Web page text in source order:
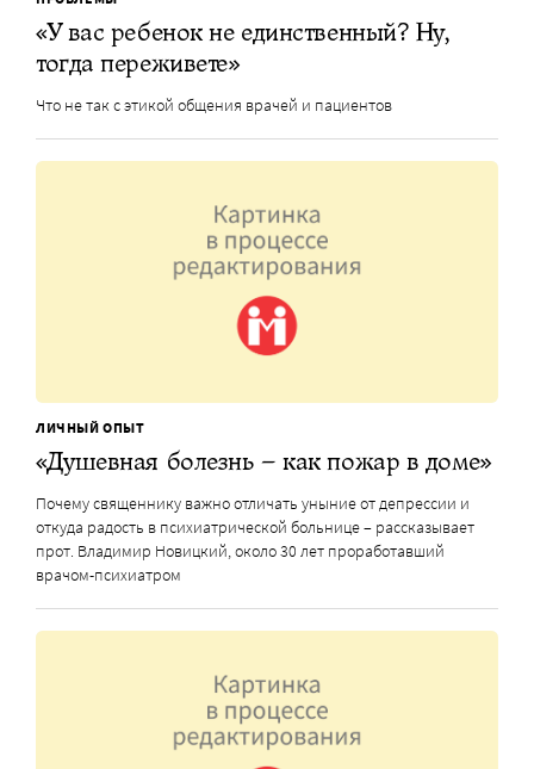
«У вас ребенок не единственный? Ну,
тогда переживете»
Что не так с этикой общения врачей и пациентов
ЛИЧНЫЙ ОПЫТ
«Душевная болезнь – как пожар в доме»
Почему священнику важно отличать уныние от депрессии и
откуда радость в психиатрической больнице – рассказывает
прот. Владимир Новицкий, около 30 лет проработавший
врачом-психиатром